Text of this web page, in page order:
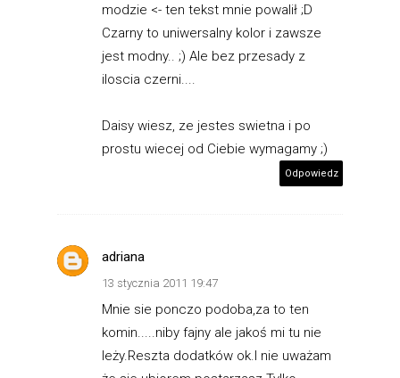
modzie <- ten tekst mnie powalił ;D
Czarny to uniwersalny kolor i zawsze
jest modny.. ;) Ale bez przesady z
iloscia czerni....
Daisy wiesz, ze jestes swietna i po
prostu wiecej od Ciebie wymagamy ;)
Odpowiedz
adriana
13 stycznia 2011 19:47
Mnie sie ponczo podoba,za to ten
komin.....niby fajny ale jakoś mi tu nie
leży.Reszta dodatków ok.I nie uważam